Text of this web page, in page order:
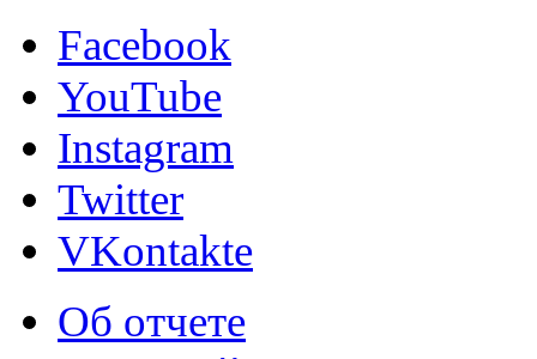
Facebook
YouTube
Instagram
Twitter
VKontakte
Об отчете